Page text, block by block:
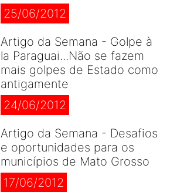
25/06/2012
Artigo da Semana - Golpe à
la Paraguai...Não se fazem
mais golpes de Estado como
antigamente
24/06/2012
Artigo da Semana - Desafios
e oportunidades para os
municípios de Mato Grosso
17/06/2012